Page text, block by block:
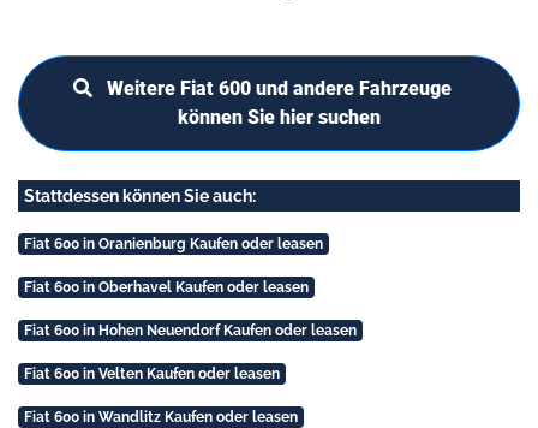
Weitere Fiat 600 und andere Fahrzeuge
können Sie hier suchen
Stattdessen können Sie auch:
Fiat 600 in Oranienburg Kaufen oder leasen
Fiat 600 in Oberhavel Kaufen oder leasen
Fiat 600 in Hohen Neuendorf Kaufen oder leasen
Fiat 600 in Velten Kaufen oder leasen
Fiat 600 in Wandlitz Kaufen oder leasen